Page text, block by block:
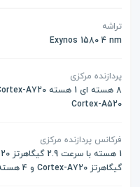
تراشه
Exynos 1580 4 nm
پردازنده مرکزی
Cortex-A520
فرکانس پردازنده مرکزی
گیگاهرتز Cortex-A720 و 4 هسته با سرعت 1.9 گیگاهرتز Cortex-A520